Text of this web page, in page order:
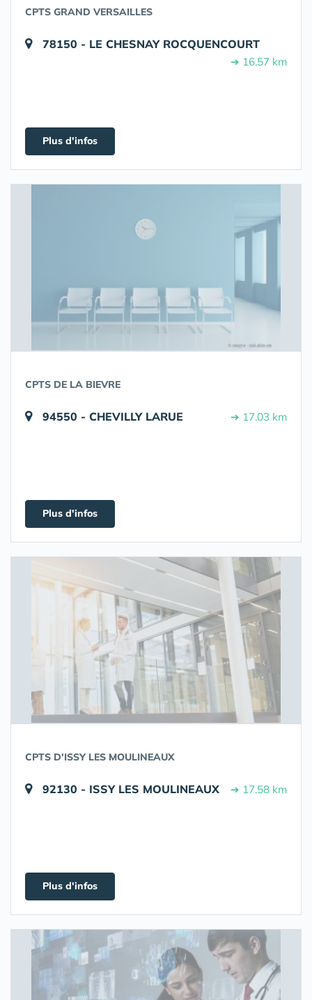
CPTS GRAND VERSAILLES
78150 - LE CHESNAY ROCQUENCOURT
➔ 16.57 km
Plus d'infos
CPTS DE LA BIEVRE
94550 - CHEVILLY LARUE ➔ 17.03 km
Plus d'infos
CPTS D'ISSY LES MOULINEAUX
92130 - ISSY LES MOULINEAUX ➔ 17.58 km
Plus d'infos